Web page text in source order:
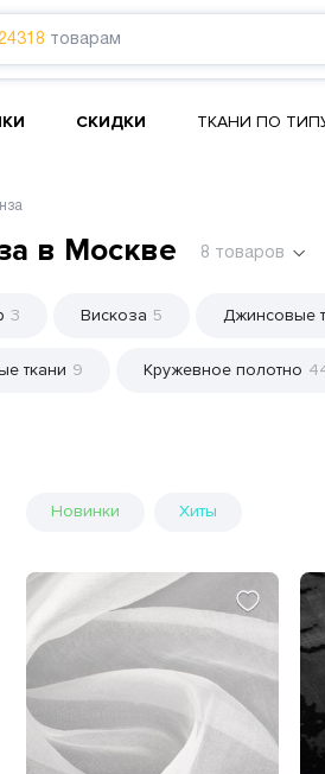
24318 товарам
СКИДКИ ТКАНИ ПО
в Москве 8 товаров
3 Вискоза 5 Джинсовые
ткани 9 Кружевное полотно
Новинки Хиты